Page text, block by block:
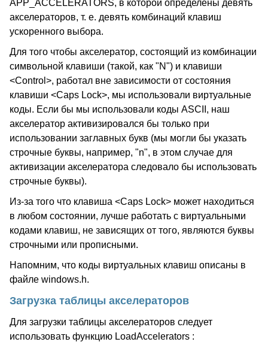
APP_ACCELERATORS, в которой определены девять
акселераторов, т. е. девять комбинаций клавиш
ускоренного выбора.
Для того чтобы акселератор, состоящий из комбинации
символьной клавиши (такой, как "N") и клавиши
<Control>, работал вне зависимости от состояния
клавиши <Caps Lock>, мы использовали виртуальные
коды. Если бы мы использовали коды ASCII, наш
акселератор активизировался бы только при
использовании заглавных букв (мы могли бы указать
строчные буквы, например, "n", в этом случае для
активизации акселератора следовало бы использовать
строчные буквы).
Из-за того что клавиша <Caps Lock> может находиться
в любом состоянии, лучше работать с виртуальными
кодами клавиш, не зависящих от того, являются буквы
строчными или прописными.
Напомним, что коды виртуальных клавиш описаны в
файле windows.h.
Загрузка таблицы акселераторов
Для загрузки таблицы акселераторов следует
использовать функцию LoadAccelerators :